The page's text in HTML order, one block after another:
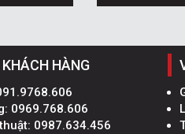
HÀNG
0969.768.606
0987.634.456